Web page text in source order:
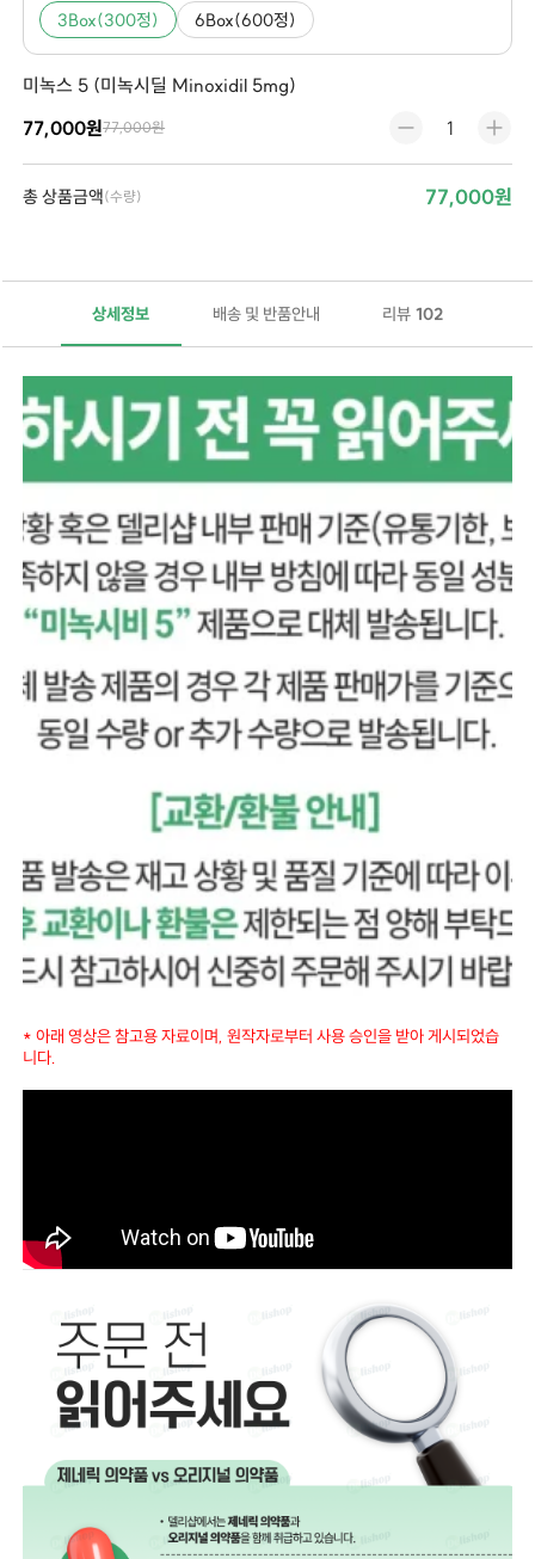
3Box(300정) 6Box(600정)
미녹스 5 (미녹시딜 Minoxidil 5mg)
77,000원77,000원
총 상품금액(수량) 77,000원
상세정보 배송 및 반품안내 리뷰 102
* 아래 영상은 참고용 자료이며, 원작자로부터 사용 승인을 받아 게시되었습
니다.